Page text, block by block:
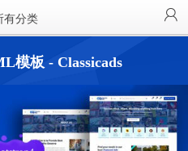
有分类
模板 - Classicads